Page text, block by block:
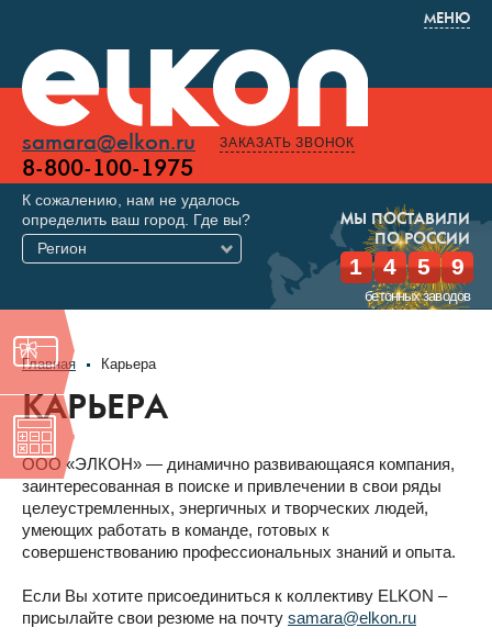
МЕНЮ
samara@elkon.ru
8-800-100-1975
ЗАКАЗАТЬ ЗВОНОК
МЫ ПОСТАВИЛИ
ПО РОССИИ
1 4 5 9
бетонных заводов
К сожалению, нам не удалось
определить ваш город. Где вы?
Регион
Главная Карьера
КАРЬЕРА
ООО «ЭЛКОН» — динамично развивающаяся компания,
заинтересованная в поиске и привлечении в свои ряды
целеустремленных, энергичных и творческих людей,
умеющих работать в команде, готовых к
совершенствованию профессиональных знаний и опыта.
Если Вы хотите присоединиться к коллективу ELKON –
присылайте свои резюме на почту samara@elkon.ru